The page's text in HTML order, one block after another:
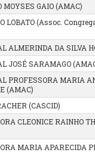
MOYSES GAIO (AMAC)
LOBATO (Assoc.
ALMERINDA DA SILVA
JOSÉ SARAMAGO
PROFESSORA MARIA
(AMAC)
(CASCID)
CLEONICE RAINHO
MARIA APARECIDA